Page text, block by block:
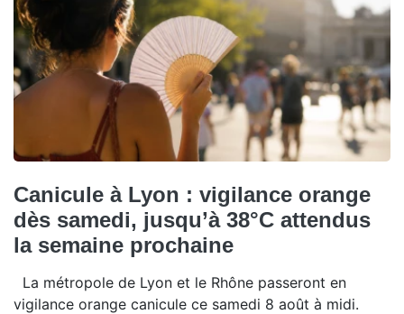
Canicule à Lyon : vigilance orange
dès samedi, jusqu’à 38°C attendus
la semaine prochaine
La métropole de Lyon et le Rhône passeront en
vigilance orange canicule ce samedi 8 août à midi.